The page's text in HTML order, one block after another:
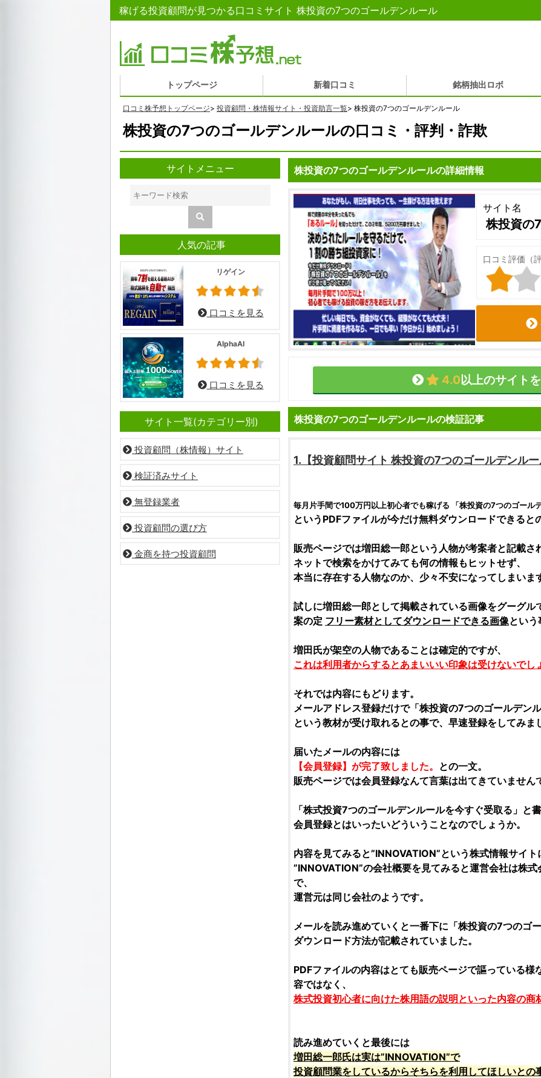
稼げる投資顧問が見つかる口コミサイト 株投資の7つのゴールデンルール
トップページ 新着口コミ 銘柄抽出ロボ
口コミ株予想トップページ> 投資顧問・株情報サイト・投資助言一覧> 株投資の7つのゴールデンルール
株投資の7つのゴールデンルールの口コミ・評判・詐欺
株投資の7つのゴールデンルールの詳細情報
サイト名
株投資の
口コミ評価（
4.0以上のサイト
株投資の7つのゴールデンルールの検証記事
1.【投資顧問サイト 株投資の7つのゴールデンル
毎月片手間で100万円以上初心者でも稼げる 「株投資の7つのゴール
というPDFファイルが今だけ無料ダウンロードできると
販売ページでは増田総一郎という人物が考案者と記載さ
ネットで検索をかけてみても何の情報もヒットせず、
本当に存在する人物なのか、少々不安になってしまいま
試しに増田総一郎として掲載されている画像をグーグル
案の定 フリー素材としてダウンロードできる画像という
増田氏が架空の人物であることは確定的ですが、
これは利用者からするとあまいいい印象は受けないでし
それでは内容にもどります。
メールアドレス登録だけで「株投資の7つのゴールデン
という教材が受け取れるとの事で、早速登録をしてみま
届いたメールの内容には
【会員登録】が完了致しました。 との一文。
販売ページでは会員登録なんて言葉は出てきていません
「株式投資7つのゴールデンルールを今すぐ受取る」と
会員登録とはいったいどういうことなのでしょうか。
内容を見てみると”INNOVATION”という株式情報サイト
”INNOVATION”の会社概要を見てみると運営会社は株式
で、
運営元は同じ会社のようです。
メールを読み進めていくと一番下に「株投資の7つのゴ
ダウンロード方法が記載されていました。
PDFファイルの内容はとても販売ページで謳っている
容ではなく、
株式投資初心者に向けた株用語の説明といった内容の商
読み進めていくと最後には
増田総一郎氏は実は”INNOVATION”で
投資顧問業をしているからそちらを利用してほしいとの
サイトメニュー
人気の記事
リゲイン
口コミを見る
AlphaAI
口コミを見る
サイト一覧(カテゴリー別)
投資顧問（株情報）サイト
検証済みサイト
無登録業者
投資顧問の選び方
金商を持つ投資顧問